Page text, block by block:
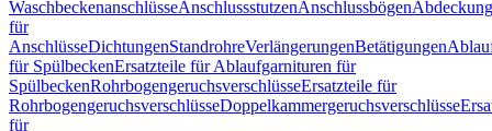
WaschbeckenanschlüsseAnschlussstutzenAnschlussbögen
für
AnschlüsseDichtungenStandrohreVerlängerungenBetätigungen
für SpülbeckenErsatzteile für Ablaufgarnituren für
SpülbeckenRohrbogengeruchsverschlüsseErsatzteile für
RohrbogengeruchsverschlüsseDoppelkammergeruchsverschlüsse
für